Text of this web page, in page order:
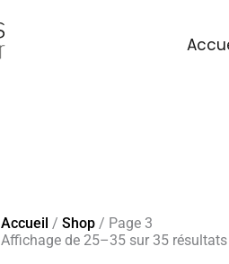
Accueil / Shop/ Page 3
Affichage de 25–35 sur 35 résultats